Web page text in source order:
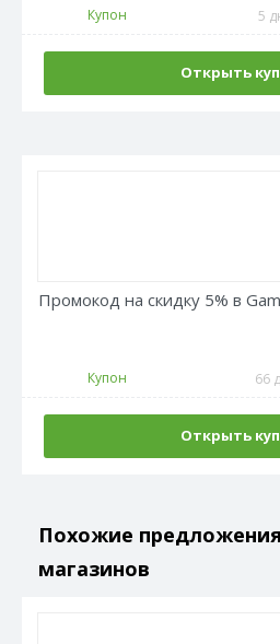
Купон 5
Открыть
Промокод на скидку 5% в
Купон 66
Открыть
Похожие
магазинов